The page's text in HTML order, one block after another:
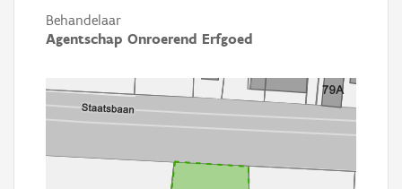
Behandelaar
Agentschap Onroerend Erfgoed